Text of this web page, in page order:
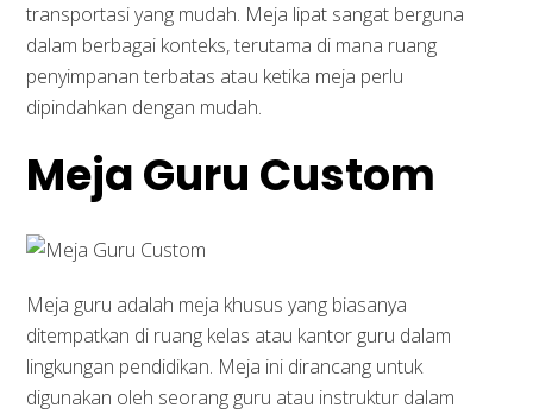
transportasi yang mudah. Meja lipat sangat berguna
dalam berbagai konteks, terutama di mana ruang
penyimpanan terbatas atau ketika meja perlu
dipindahkan dengan mudah.
Meja Guru Custom
Meja guru adalah meja khusus yang biasanya
ditempatkan di ruang kelas atau kantor guru dalam
lingkungan pendidikan. Meja ini dirancang untuk
digunakan oleh seorang guru atau instruktur dalam